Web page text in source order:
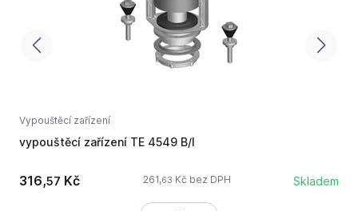
Vypouštěcí zařízení
vypouštěcí zařízení TE 4549 B/I
316,57 Kč 261,63 Kč bez DPH Skladem